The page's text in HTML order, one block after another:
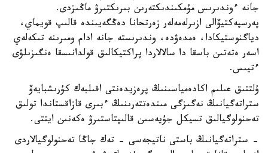
جانە ءوندىرىس مۇمكىندىكتەرىن بىرىكتىرۋ ماڭىزدى.
پەرسپەكتيۆالى ازىرلەمەلەر زەرتحانا دەڭگەيىندە قالىپ قويماي،
دياگنوستيكادا، ەمدەۋدە، وندىرىستە جانە ادام ومىرىنە تىكەلەي
اسەر ەتەتىن باسقا دا سالالاردا پراكتيكالىق قولدانىسقا ەنگىزىلۋى
ءتيىس.
ۇلتتىق عىلىم اكادەمياسىنىڭ پرەزيدەنتى اقىلبەك كۇرىشبايەۆ
ستراتەگيانىڭ نەگىزگى مىندەتتەرىنىڭ ءبىرى قازاقستاندا تولىق
تەحنولوگيالىق تسيكل جۇيەسىن قالىپتاستىرۋ ەكەنىن ايتتى.
- ستراتەگيانىڭ باستى ناتيجەسى - تەك جاڭا تەحنولوگيالاردى